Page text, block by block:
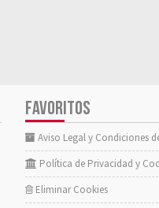
FAVORITOS
Aviso Legal y Condiciones
Política de Privacidad y
Eliminar Cookies